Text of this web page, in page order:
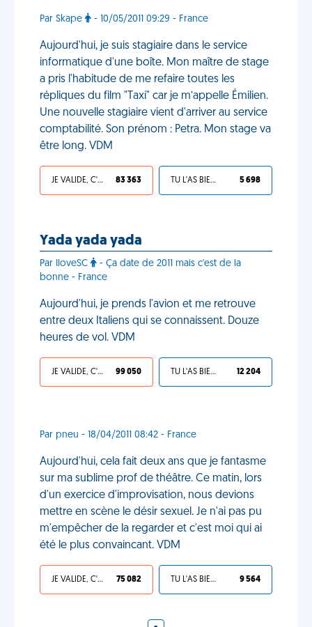
Par Skape - 10/05/2011 09:29 - France
Aujourd'hui, je suis stagiaire dans le service
informatique d'une boîte. Mon maître de stage
a pris l'habitude de me refaire toutes les
répliques du film "Taxi" car je m’appelle Émilien.
Une nouvelle stagiaire vient d'arriver au service
comptabilité. Son prénom : Petra. Mon stage va
être long. VDM
JE VALIDE, C'EST UNE VDM 83 363 TU L'AS BIEN MÉRITÉ 5 698
Yada yada yada
Par IloveSC
- Ça date de 2011 mais c'est de la
bonne - France
Aujourd'hui, je prends l'avion et me retrouve
entre deux Italiens qui se connaissent. Douze
heures de vol. VDM
JE VALIDE, C'EST UNE VDM 99 050 TU L'AS BIEN MÉRITÉ 12 204
Par pneu - 18/04/2011 08:42 - France
Aujourd'hui, cela fait deux ans que je fantasme
sur ma sublime prof de théâtre. Ce matin, lors
d'un exercice d'improvisation, nous devions
mettre en scène le désir sexuel. Je n'ai pas pu
m'empêcher de la regarder et c'est moi qui ai
été le plus convaincant. VDM
JE VALIDE, C'EST UNE VDM 75 082 TU L'AS BIEN MÉRITÉ 9 564